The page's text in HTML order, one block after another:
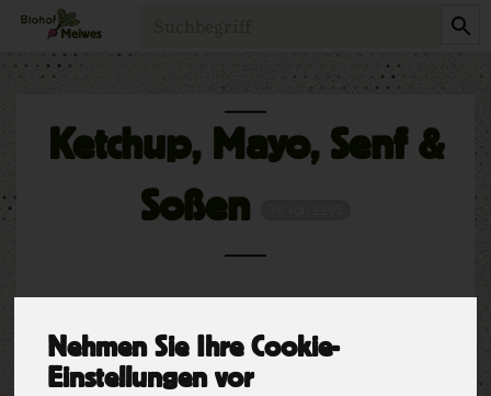
Nehmen Sie Ihre Cookie-
Einstellungen vor
Produkt
Ketchup, Mayo, Senf &
Soßen